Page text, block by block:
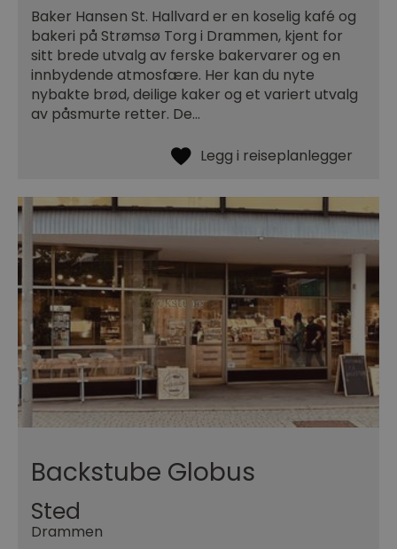
Baker Hansen St. Hallvard er en koselig kafé og
bakeri på Strømsø Torg i Drammen, kjent for
sitt brede utvalg av ferske bakervarer og en
innbydende atmosfære. Her kan du nyte
nybakte brød, deilige kaker og et variert utvalg
av påsmurte retter. De…
Backstube Globus
Sted
Drammen